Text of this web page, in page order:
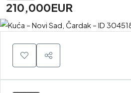
210,000EUR